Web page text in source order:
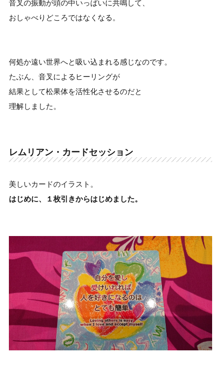
音叉の振動が頭の中いっぱいに共鳴して、
おしゃべりどころではなくなる。
何処か遠い世界へと吸い込まれる感じなのです。
たぶん、音叉によるヒーリングが
結果として松果体を活性化させるのだと
理解しました。
レムリアン・カードセッション
美しいカードのイラスト。
はじめに、１枚引きからはじめました。